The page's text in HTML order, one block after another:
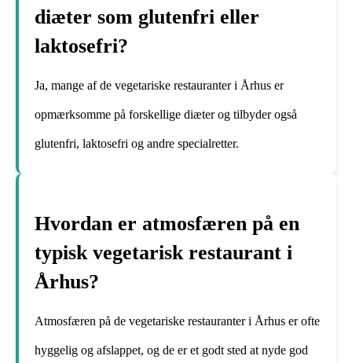
diæter som glutenfri eller
laktosefri?
Ja, mange af de vegetariske restauranter i Århus er
opmærksomme på forskellige diæter og tilbyder også
glutenfri, laktosefri og andre specialretter.
Hvordan er atmosfæren på en
typisk vegetarisk restaurant i
Århus?
Atmosfæren på de vegetariske restauranter i Århus er ofte
hyggelig og afslappet, og de er et godt sted at nyde god